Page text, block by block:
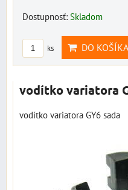
Dostupnosť: Skladom
ks DO KOŠÍKA
vodítko variatora
vodítko variatora GY6 sada